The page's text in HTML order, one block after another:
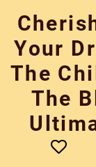
content
Your
The
The